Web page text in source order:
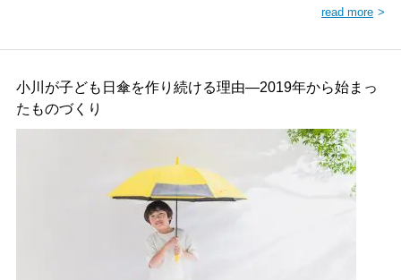
read more
小川が子ども日傘を作り続ける理由―2019年から始まっ
たものづくり